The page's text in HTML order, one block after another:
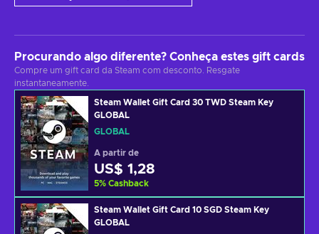
Procurando algo diferente? Conheça estes gift cards
Compre um gift card da Steam com desconto. Resgate
instantaneamente.
Steam Wallet Gift Card 30 TWD Steam Key
GLOBAL
GLOBAL
A partir de
US$ 1,28
5% Cashback
Steam Wallet Gift Card 10 SGD Steam Key
GLOBAL